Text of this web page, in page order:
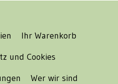
Ihr Warenkorb
und Cookies
Wer wir sind